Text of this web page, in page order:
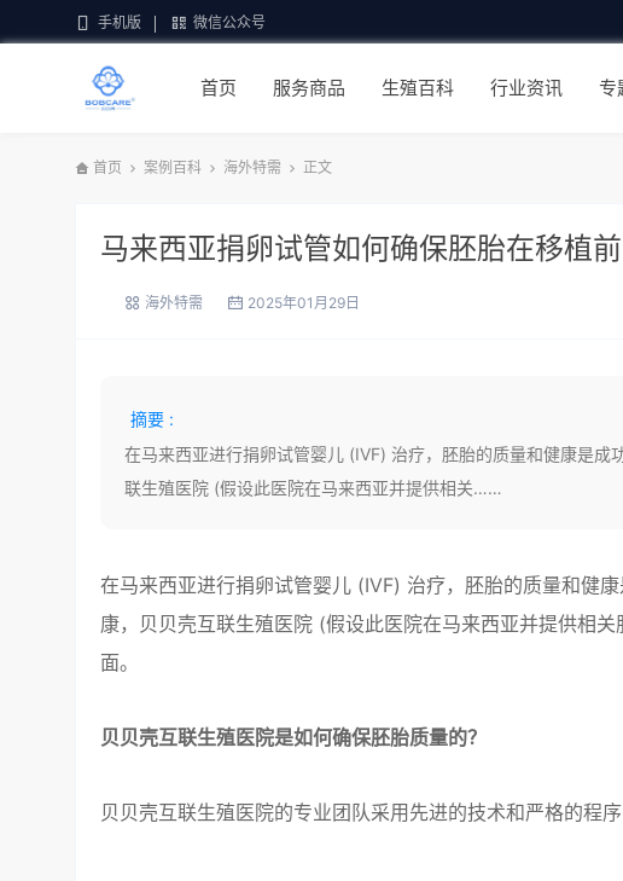
手机版 微信公众号
首页 服务商品 生殖百科 行业资讯 专
首页 案例百科 海外特需 正文
马来西亚捐卵试管如何确保胚胎在移植前
海外特需 2025年01月29日
摘要 :
在马来西亚进行捐卵试管婴儿 (IVF) 治疗，胚胎的质量和健康是
联生殖医院 (假设此医院在马来西亚并提供相关……
在马来西亚进行捐卵试管婴儿 (IVF) 治疗，胚胎的质量和健
康，贝贝壳互联生殖医院 (假设此医院在马来西亚并提供相
面。
贝贝壳互联生殖医院是如何确保胚胎质量的？
贝贝壳互联生殖医院的专业团队采用先进的技术和严格的程